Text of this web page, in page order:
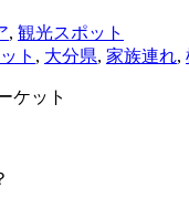
, 観光スポット
ト , 大分県, 家族連れ,